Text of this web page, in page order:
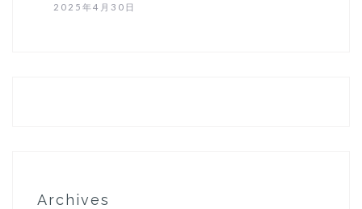
2025年4月30日
Archives